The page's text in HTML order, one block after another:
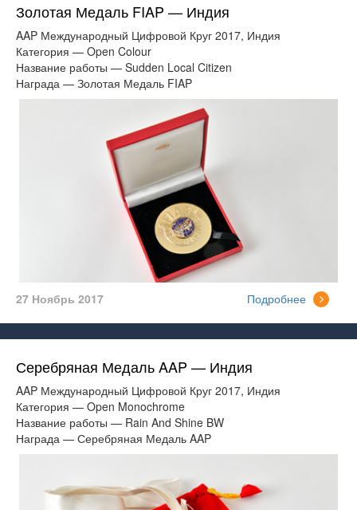
Золотая Медаль FIAP — Индия
AAP Международный Цифровой Круг 2017, Индия
Категория — Open Colour
Название работы — Sudden Local Citizen
Награда — Золотая Медаль FIAP
27 Ноябрь 2017 Подробнее
Серебряная Медаль AAP — Индия
AAP Международный Цифровой Круг 2017, Индия
Категория — Open Monochrome
Название работы — Rain And Shine BW
Награда — Серебряная Медаль AAP